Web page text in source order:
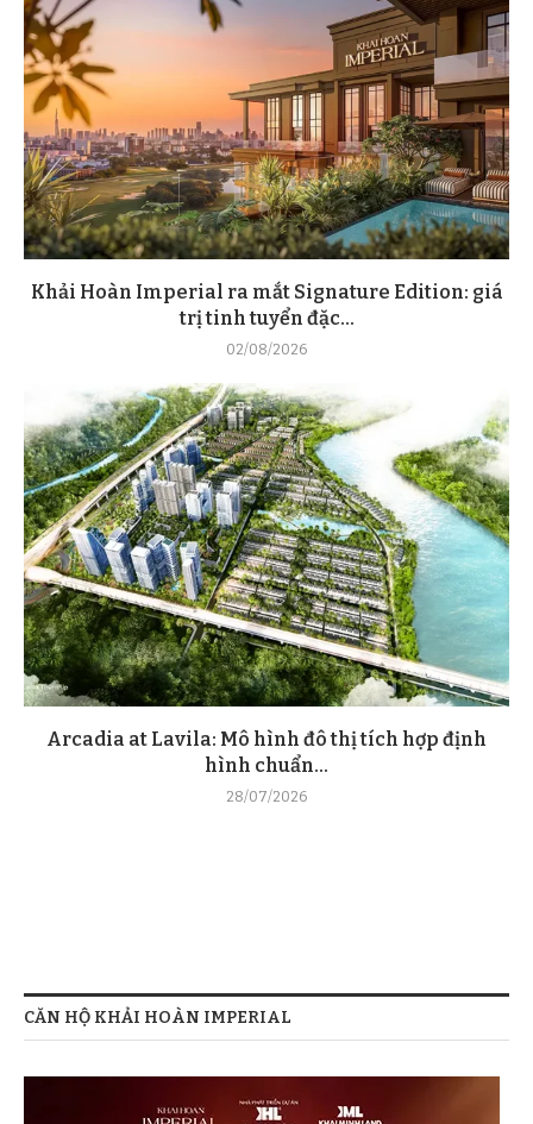
Khải Hoàn Imperial ra mắt Signature Edition: giá
trị tinh tuyển đặc...
02/08/2026
Arcadia at Lavila: Mô hình đô thị tích hợp định
hình chuẩn...
28/07/2026
CĂN HỘ KHẢI HOÀN IMPERIAL